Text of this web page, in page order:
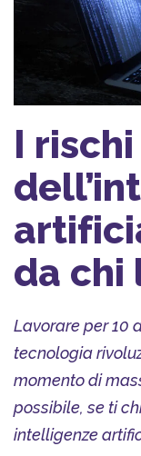
I rischi
da chi
Lavorare per 10
tecnologia
momento di
possibile, se ti
intelligenze